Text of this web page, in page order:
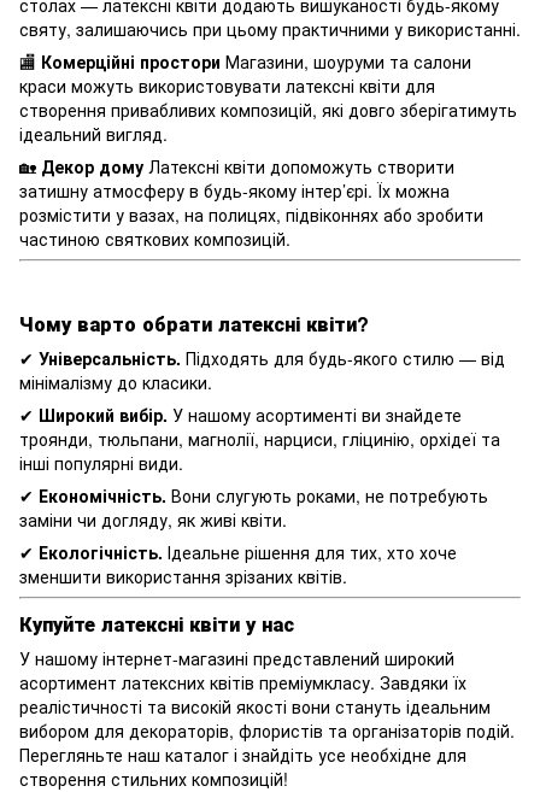
святу, залишаючись при цьому практичними у використанні.
🏬 Комерційні простори Магазини, шоуруми та салони
краси можуть використовувати латексні квіти для
створення привабливих композицій, які довго зберігатимуть
ідеальний вигляд.
🏡 Декор дому Латексні квіти допоможуть створити
затишну атмосферу в будь-якому інтер’єрі. Їх можна
розмістити у вазах, на полицях, підвіконнях або зробити
частиною святкових композицій.
Чому варто обрати латексні квіти?
✔ Універсальність. Підходять для будь-якого стилю — від
мінімалізму до класики.
✔ Широкий вибір. У нашому асортименті ви знайдете
троянди, тюльпани, магнолії, нарциси, гліцинію, орхідеї та
інші популярні види.
✔ Економічність. Вони слугують роками, не потребують
заміни чи догляду, як живі квіти.
✔ Екологічність. Ідеальне рішення для тих, хто хоче
зменшити використання зрізаних квітів.
Купуйте латексні квіти у нас
У нашому інтернет-магазині представлений широкий
асортимент латексних квітів преміумкласу. Завдяки їх
реалістичності та високій якості вони стануть ідеальним
вибором для декораторів, флористів та організаторів подій.
Перегляньте наш каталог і знайдіть усе необхідне для
створення стильних композицій!